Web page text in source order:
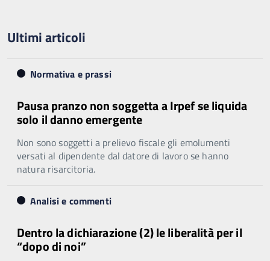
Ultimi articoli
Normativa e prassi
Pausa pranzo non soggetta a Irpef se liquida
solo il danno emergente
Non sono soggetti a prelievo fiscale gli emolumenti
versati al dipendente dal datore di lavoro se hanno
natura risarcitoria.
Analisi e commenti
Dentro la dichiarazione (2) le liberalità per il
“dopo di noi”